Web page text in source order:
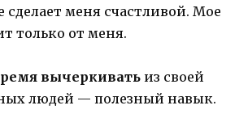
сделает меня счастливой. Мое
только от меня.
вычеркивать из своей
людей — полезный навык.